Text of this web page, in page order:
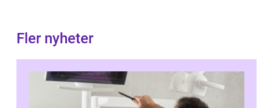
Fler nyheter